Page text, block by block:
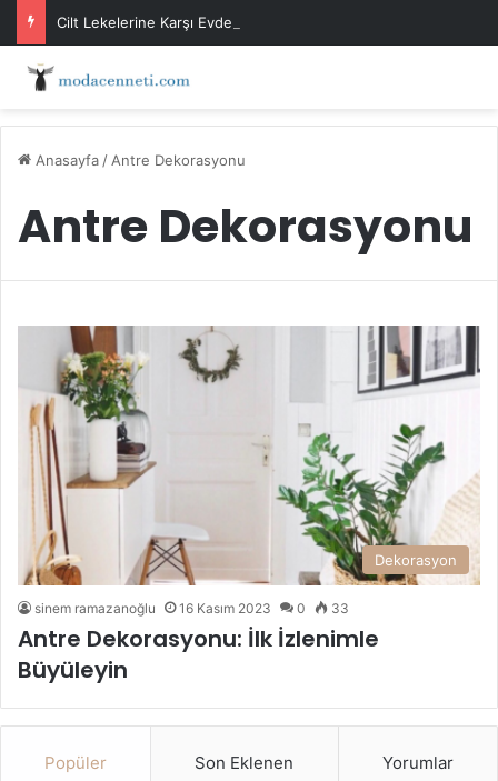
Cilt Lekelerine Karşı Evde Maske Önerileri
Anasayfa / Antre Dekorasyonu
Antre Dekorasyonu
Dekorasyon
sinem ramazanoğlu 16 Kasım 2023 0 33
Antre Dekorasyonu: İlk İzlenimle
Büyüleyin
Popüler Son Eklenen Yorumlar